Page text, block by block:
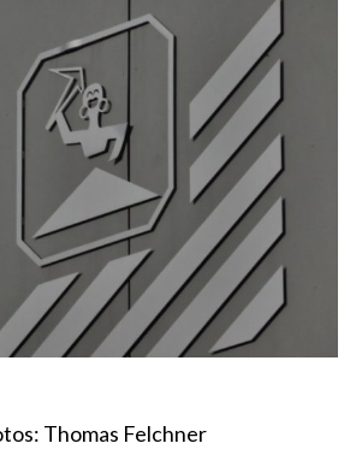
Thomas Felchner